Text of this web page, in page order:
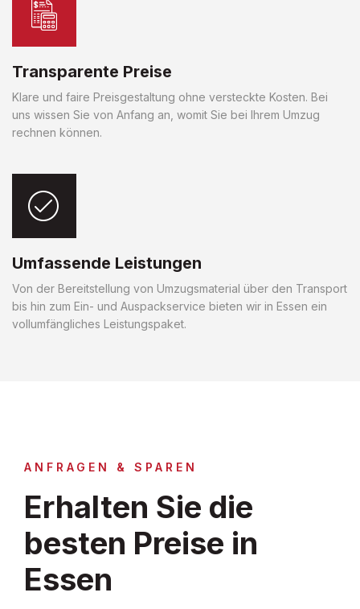
Transparente Preise
Klare und faire Preisgestaltung ohne versteckte Kosten. Bei
uns wissen Sie von Anfang an, womit Sie bei Ihrem Umzug
rechnen können.
Umfassende Leistungen
Von der Bereitstellung von Umzugsmaterial über den Transport
bis hin zum Ein- und Auspackservice bieten wir in Essen ein
vollumfängliches Leistungspaket.
ANFRAGEN & SPAREN
Erhalten Sie die
besten Preise in
Essen